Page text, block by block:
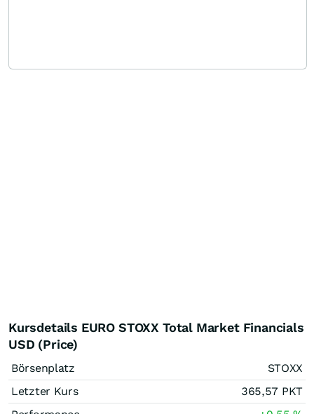
Kursdetails EURO STOXX Total Market Financials
USD (Price)
Börsenplatz
STOXX
Letzter Kurs
365,57 PKT